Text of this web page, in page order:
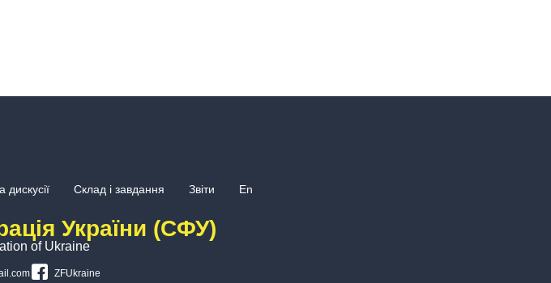
дискусії Склад і завдання Звіти En
України (СФУ)
of Ukraine
ZFUkraine